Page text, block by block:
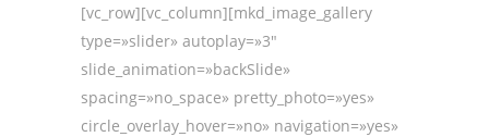
[vc_row][vc_column][mkd_image_gallery
type=»slider» autoplay=»3″
slide_animation=»backSlide»
spacing=»no_space» pretty_photo=»yes»
circle_overlay_hover=»no» navigation=»yes»